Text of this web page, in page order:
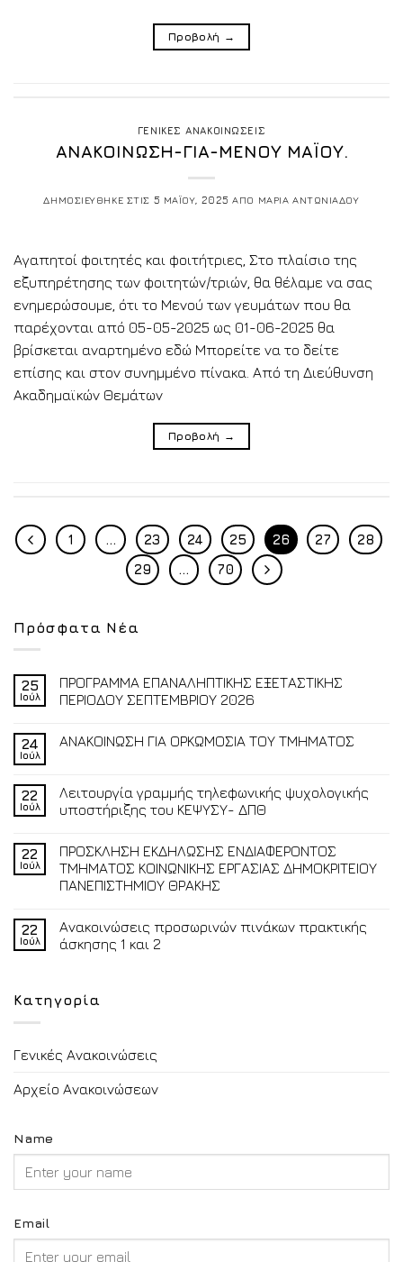
Προβολή →
ΓΕΝΙΚΕΣ ΑΝΑΚΟΙΝΩΣΕΙΣ
ΑΝΑΚΟΙΝΩΣΗ-ΓΙΑ-ΜΕΝΟΥ ΜΑΪΟΥ.
ΔΗΜΟΣΙΕΥΘΗΚΕ ΣΤΙΣ 5 ΜΑΪΟΥ, 2025 ΑΠΟ ΜΑΡΙΑ ΑΝΤΩΝΙΑΔΟΥ
Αγαπητοί φοιτητές και φοιτήτριες, Στο πλαίσιο της
εξυπηρέτησης των φοιτητών/τριών, θα θέλαμε να σας
ενημερώσουμε, ότι το Μενού των γευμάτων που θα
παρέχονται από 05-05-2025 ως 01-06-2025 θα
βρίσκεται αναρτημένο εδώ Μπορείτε να το δείτε
επίσης και στον συνημμένο πίνακα. Από τη Διεύθυνση
Ακαδημαϊκών Θεμάτων
Προβολή →
1 … 23 24 25 26 27
28
29
… 70
Πρόσφατα Νέα
25
Ιούλ
ΠΡΟΓΡΑΜΜΑ ΕΠΑΝΑΛΗΠΤΙΚΗΣ ΕΞΕΤΑΣΤΙΚΗΣ
ΠΕΡΙΟΔΟΥ ΣΕΠΤΕΜΒΡΙΟΥ 2026
24
Ιούλ
ΑΝΑΚΟΙΝΩΣΗ ΓΙΑ ΟΡΚΩΜΟΣΙΑ ΤΟΥ ΤΜΗΜΑΤΟΣ
22
Ιούλ
Λειτουργία γραμμής τηλεφωνικής ψυχολογικής
υποστήριξης του ΚΕΨΥΣΥ- ΔΠΘ
22
Ιούλ
ΠΡΟΣΚΛΗΣΗ ΕΚΔΗΛΩΣΗΣ ΕΝΔΙΑΦΕΡΟΝΤΟΣ
ΤΜΗΜΑΤΟΣ ΚΟΙΝΩΝΙΚΗΣ ΕΡΓΑΣΙΑΣ ΔΗΜΟΚΡΙΤΕΙΟΥ
ΠΑΝΕΠΙΣΤΗΜΙΟΥ ΘΡΑΚΗΣ
22
Ιούλ
Ανακοινώσεις προσωρινών πινάκων πρακτικής
άσκησης 1 και 2
Κατηγορία
Γενικές Ανακοινώσεις
Αρχείο Ανακοινώσεων
Name
Email